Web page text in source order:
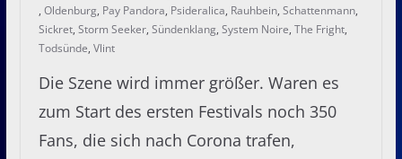
, Oldenburg, Pay Pandora, Psideralica, Rauhbein, Schattenmann,
Sickret, Storm Seeker, Sündenklang, System Noire, The Fright,
Todsünde, Vlint
Die Szene wird immer größer. Waren es
zum Start des ersten Festivals noch 350
Fans, die sich nach Corona trafen,